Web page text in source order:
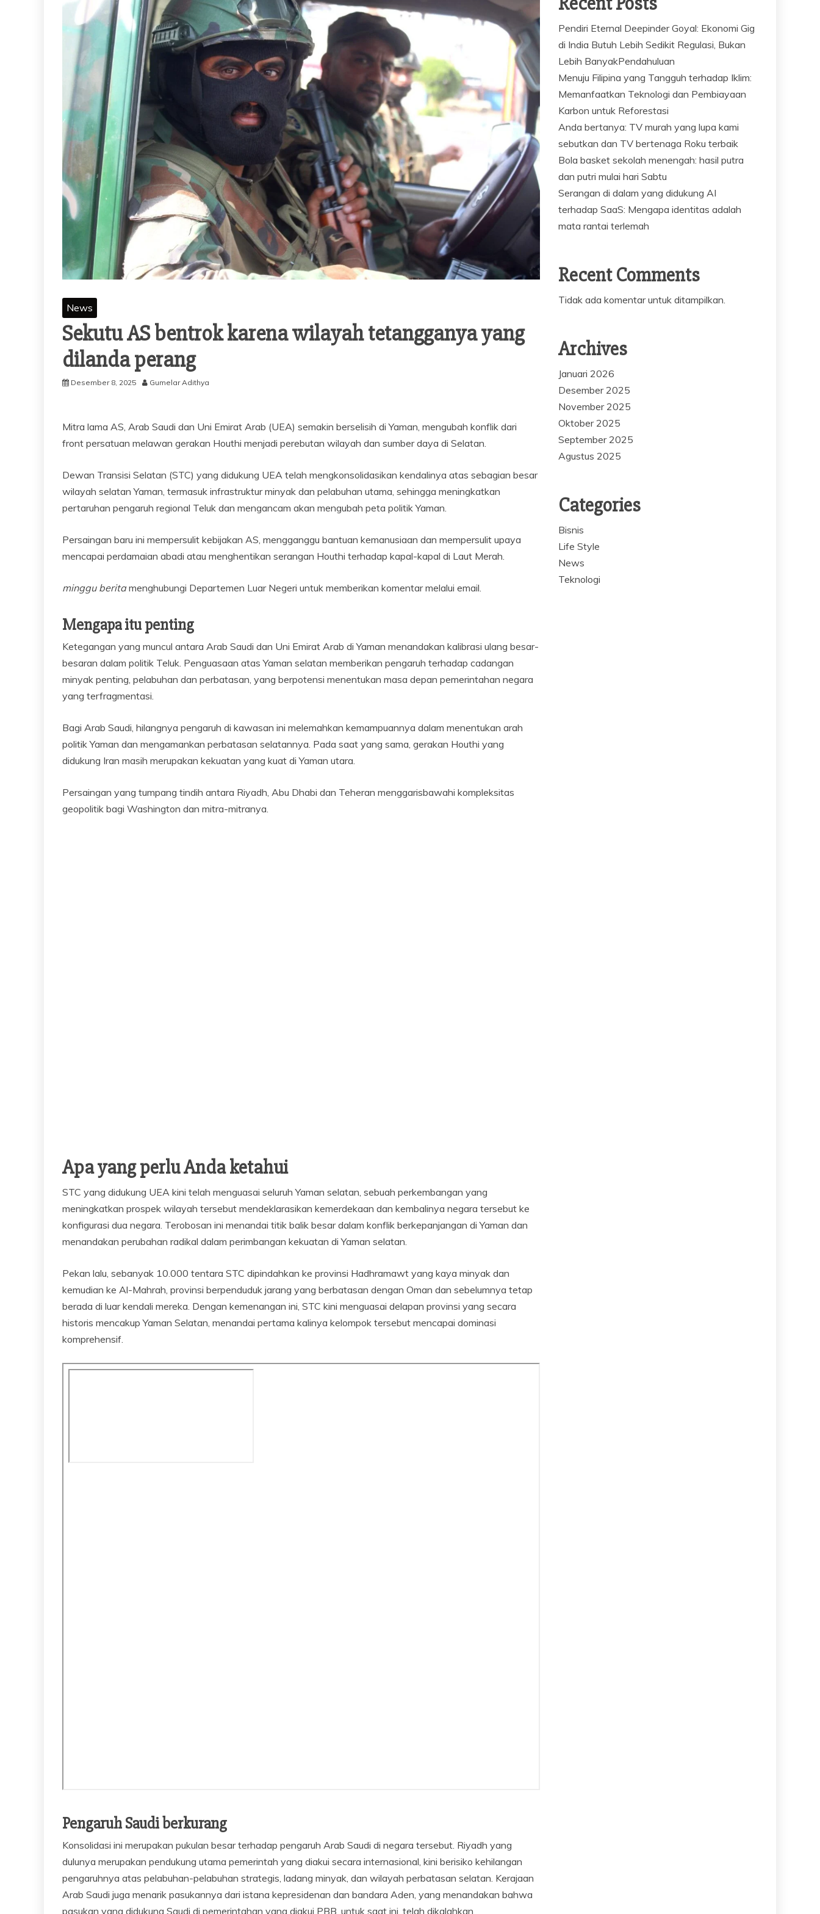
News
Sekutu AS bentrok karena wilayah tetangganya yang
dilanda perang
Desember 8, 2025 Gumelar Adithya
Mitra lama AS, Arab Saudi dan Uni Emirat Arab (UEA) semakin berselisih di Yaman, mengubah konflik dari
front persatuan melawan gerakan Houthi menjadi perebutan wilayah dan sumber daya di Selatan.
Dewan Transisi Selatan (STC) yang didukung UEA telah mengkonsolidasikan kendalinya atas sebagian besar
wilayah selatan Yaman, termasuk infrastruktur minyak dan pelabuhan utama, sehingga meningkatkan
pertaruhan pengaruh regional Teluk dan mengancam akan mengubah peta politik Yaman.
Persaingan baru ini mempersulit kebijakan AS, mengganggu bantuan kemanusiaan dan mempersulit upaya
mencapai perdamaian abadi atau menghentikan serangan Houthi terhadap kapal-kapal di Laut Merah.
minggu beritamenghubungi Departemen Luar Negeri untuk memberikan komentar melalui email.
Mengapa itu penting
Ketegangan yang muncul antara Arab Saudi dan Uni Emirat Arab di Yaman menandakan kalibrasi ulang besar-
besaran dalam politik Teluk. Penguasaan atas Yaman selatan memberikan pengaruh terhadap cadangan
minyak penting, pelabuhan dan perbatasan, yang berpotensi menentukan masa depan pemerintahan negara
yang terfragmentasi.
Bagi Arab Saudi, hilangnya pengaruh di kawasan ini melemahkan kemampuannya dalam menentukan arah
politik Yaman dan mengamankan perbatasan selatannya. Pada saat yang sama, gerakan Houthi yang
didukung Iran masih merupakan kekuatan yang kuat di Yaman utara.
Persaingan yang tumpang tindih antara Riyadh, Abu Dhabi dan Teheran menggarisbawahi kompleksitas
geopolitik bagi Washington dan mitra-mitranya.
Apa yang perlu Anda ketahui
STC yang didukung UEA kini telah menguasai seluruh Yaman selatan, sebuah perkembangan yang
meningkatkan prospek wilayah tersebut mendeklarasikan kemerdekaan dan kembalinya negara tersebut ke
konfigurasi dua negara. Terobosan ini menandai titik balik besar dalam konflik berkepanjangan di Yaman dan
menandakan perubahan radikal dalam perimbangan kekuatan di Yaman selatan.
Pekan lalu, sebanyak 10.000 tentara STC dipindahkan ke provinsi Hadhramawt yang kaya minyak dan
kemudian ke Al-Mahrah, provinsi berpenduduk jarang yang berbatasan dengan Oman dan sebelumnya tetap
berada di luar kendali mereka. Dengan kemenangan ini, STC kini menguasai delapan provinsi yang secara
historis mencakup Yaman Selatan, menandai pertama kalinya kelompok tersebut mencapai dominasi
komprehensif.
Pengaruh Saudi berkurang
Konsolidasi ini merupakan pukulan besar terhadap pengaruh Arab Saudi di negara tersebut. Riyadh yang
dulunya merupakan pendukung utama pemerintah yang diakui secara internasional, kini berisiko kehilangan
pengaruhnya atas pelabuhan-pelabuhan strategis, ladang minyak, dan wilayah perbatasan selatan. Kerajaan
Arab Saudi juga menarik pasukannya dari istana kepresidenan dan bandara Aden, yang menandakan bahwa
pasukan yang didukung Saudi di pemerintahan yang diakui PBB, untuk saat ini, telah dikalahkan.
Pendiri Eternal Deepinder Goyal: Ekonomi Gig
di India Butuh Lebih Sedikit Regulasi, Bukan
Lebih BanyakPendahuluan
Menuju Filipina yang Tangguh terhadap Iklim:
Memanfaatkan Teknologi dan Pembiayaan
Karbon untuk Reforestasi
Anda bertanya: TV murah yang lupa kami
sebutkan dan TV bertenaga Roku terbaik
Bola basket sekolah menengah: hasil putra
dan putri mulai hari Sabtu
Serangan di dalam yang didukung AI
terhadap SaaS: Mengapa identitas adalah
mata rantai terlemah
Recent Comments
Tidak ada komentar untuk ditampilkan.
Archives
Januari 2026
Desember 2025
November 2025
Oktober 2025
September 2025
Agustus 2025
Categories
Bisnis
Life Style
News
Teknologi